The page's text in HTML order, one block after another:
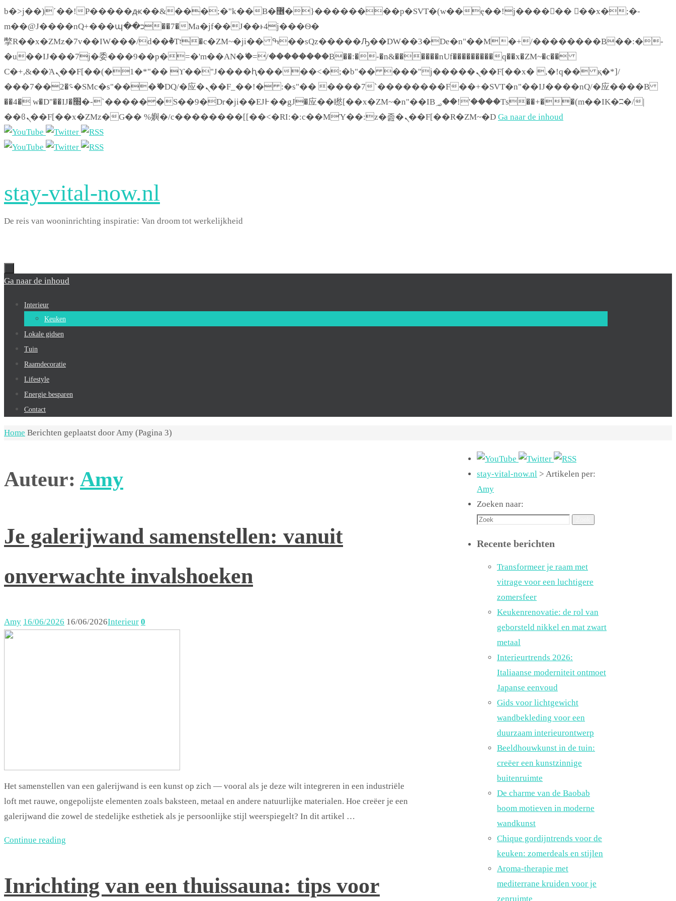
b�>j��)΄��!P�����ԫ��&���;�"k��B�޶�}��������p�SVT�(w��ę��!j������ ��x�;�-
m��@J����nQ+���պ��כ��7�Ma�jf��J��ͱ4j���Ѳ�
撆R��x�ZMz�7v��IW���/d��ٞ�Тז�c�ZM~�ji�� ߒ��sQz�����Ԡ��DW��3�De�n"��M�+/��������B��:�-
�u��IJ���7j�委���9��p�=�'m��AN�ޭ�=/��������B��:�-�n&������nUf���������q��x�ZM~�c��
Ϲ�+,&��Ὰܢ��F[��(�1�*"�� ϒ��"J����ԧ�����<�;�b"�� ���"j�����ܢ��F[��x� ,�!q�� қ�*]/
���؝�2��7�SMc�s"���ޭ�DQ/�应�ܢ��F_��!� :�s"�� ����7`��������F��+�SVT�n"��IJ����nQ/�应����B
��4� w�D"��IJ�׭�-`������S��9�Dr�ji��EJ߅��gJ�应��矁[��x�ZM~�n"��IB؃��!'����Тѕ��+��(m��IK�ʭ�/|
��ϐܢ��F[��x�ZMz�G�� %嬩�/c��������[[��<�RI:�:c��MΎ��:z�졾�ܢ��F[��R�ZM~�D Ga naar de inhoud
stay-vital-now.nl
De reis van wooninrichting inspiratie: Van droom tot werkelijkheid
Ga naar de inhoud
Interieur
Keuken
Lokale gidsen
Tuin
Raamdecoratie
Lifestyle
Energie besparen
Contact
Home Berichten geplaatst door Amy (Pagina 3)
Auteur: Amy
Je galerijwand samenstellen: vanuit
onverwachte invalshoeken
Amy 16/06/2026 16/06/2026Interieur 0
Het samenstellen van een galerijwand is een kunst op zich — vooral als je deze wilt integreren in een industriële
loft met rauwe, ongepolijste elementen zoals baksteen, metaal en andere natuurlijke materialen. Hoe creëer je een
galerijwand die zowel de stedelijke esthetiek als je persoonlijke stijl weerspiegelt? In dit artikel …
Continue reading
Inrichting van een thuissauna: tips voor
stay-vital-now.nl > Artikelen per:
Amy
Zoeken naar:
Recente berichten
Transformeer je raam met
vitrage voor een luchtigere
zomersfeer
Keukenrenovatie: de rol van
geborsteld nikkel en mat zwart
metaal
Interieurtrends 2026:
Italiaanse moderniteit ontmoet
Japanse eenvoud
Gids voor lichtgewicht
wandbekleding voor een
duurzaam interieurontwerp
Beeldhouwkunst in de tuin:
creëer een kunstzinnige
buitenruimte
De charme van de Baobab
boom motieven in moderne
wandkunst
Chique gordijntrends voor de
keuken: zomerdeals en stijlen
Aroma-therapie met
mediterrane kruiden voor je
zenruimte